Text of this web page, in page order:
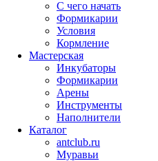
С чего начать
Формикарии
Условия
Кормление
Мастерская
Инкубаторы
Формикарии
Арены
Инструменты
Наполнители
Каталог
antclub.ru
Муравьи